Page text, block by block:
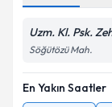
Uzm. Kl. Psk.
Söğütözü Mah.
En Yakın Saatler